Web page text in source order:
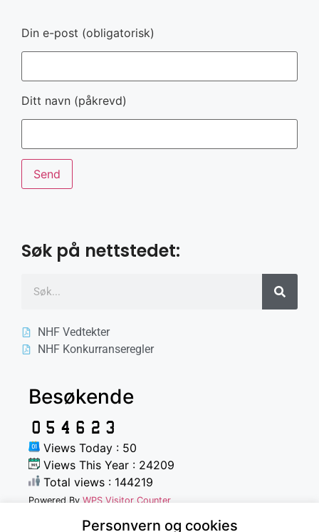
Din e-post (obligatorisk)
Ditt navn (påkrevd)
Søk på nettstedet:
NHF Vedtekter
NHF Konkurranseregler
Besøkende
Views Today : 50
Views This Year : 24209
Total views : 144219
Powered By WPS Visitor Counter
Personvern og cookies